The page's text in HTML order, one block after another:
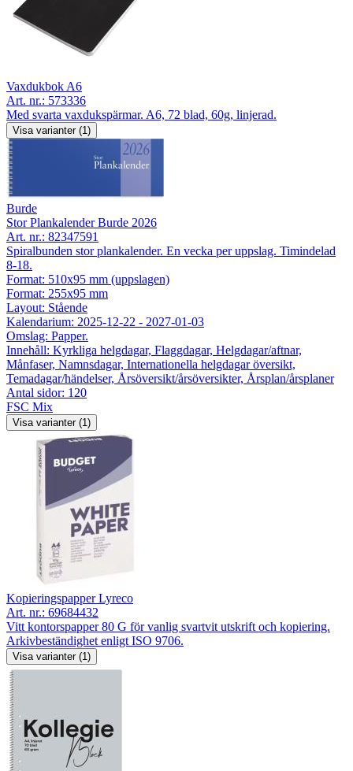
Vaxdukbok A6
Art. nr.: 573336
Med svarta vaxdukspärmar. A6, 72 blad, 60g, linjerad.
Visa varianter (1)
Burde
Stor Plankalender Burde 2026
Art. nr.: 82347591
Spiralbunden stor plankalender. En vecka per uppslag. Timindelad
8-18.
Format: 510x95 mm (uppslagen)
Format: 255x95 mm
Layout: Stående
Kalendarium: 2025-12-22 - 2027-01-03
Omslag: Papper.
Innehåll: Kyrkliga helgdagar, Flaggdagar, Helgdagar/aftnar,
Månfaser, Namnsdagar, Internationella helgdagar översikt,
Temadagar/händelser, Årsöversikt/årsöversikter, Årsplan/årsplaner
Antal sidor: 120
FSC Mix
Visa varianter (1)
Kopieringspapper Lyreco
Art. nr.: 69684432
Vitt kontorspapper 80 G för vanlig svartvit utskrift och kopiering.
Arkivbeständighet enligt ISO 9706.
Visa varianter (1)